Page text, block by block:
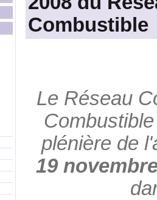
Combustible
Le Réseau
plénière de
19